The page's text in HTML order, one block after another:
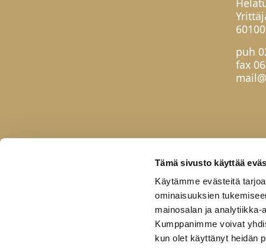
Tämä sivusto käyttää
Käytämme evästeitä
ominaisuuksien
mainosalan ja
Kumppanimme voivat
kun olet käyttänyt heidän
puh
fax
Uutuudet